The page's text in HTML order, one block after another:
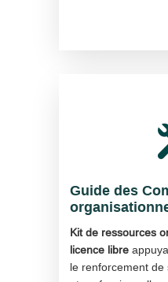
Guide des
Kit de ressources
licence libre
le renforcement